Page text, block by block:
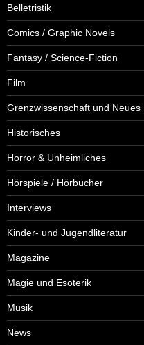
Belletristik
Comics / Graphic Novels
Fantasy / Science-Fiction
Film
Grenzwissenschaft und Neues
Historisches
Horror & Unheimliches
Hörspiele / Hörbücher
Interviews
Kinder- und Jugendliteratur
Magazine
Magie und Esoterik
Musik
News